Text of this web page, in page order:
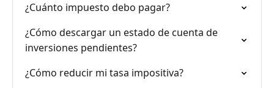
¿Cuánto impuesto debo pagar?
¿Cómo descargar un estado de cuenta de
inversiones pendientes?
¿Cómo reducir mi tasa impositiva?